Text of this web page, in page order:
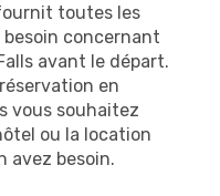
toutes les
concernant
avant le départ.
en
vous souhaitez
ou la location
avez besoin.